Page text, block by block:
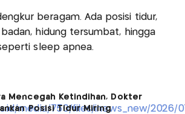
beragam. Ada posisi tidur,
hidung tersumbat, hingga
sleep apnea.
Mencegah Ketindihan, Dokter
Posisi Tidur Miring